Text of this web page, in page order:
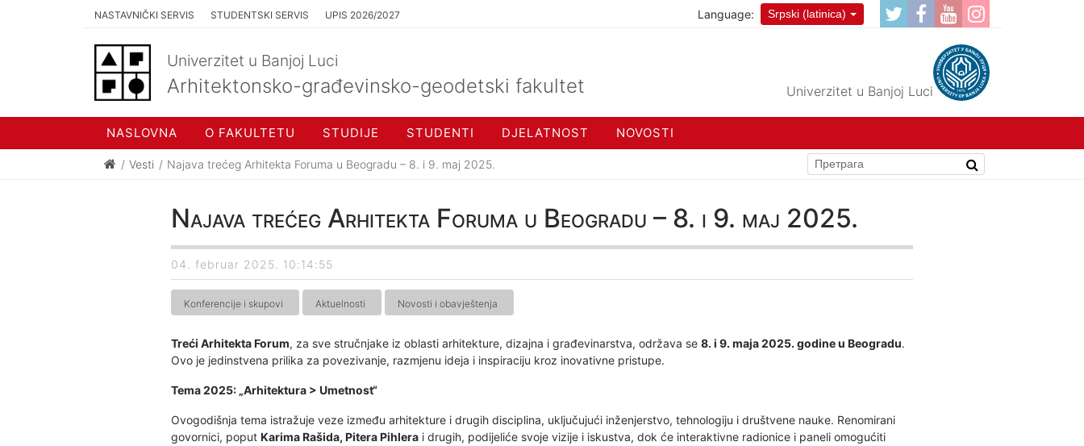
NASTAVNIČKI SERVIS STUDENTSKI SERVIS UPIS 2026/2027 Language: Srpski (latinica)
Univerzitet u Banjoj Luci
Arhitektonsko-građevinsko-geodetski fakultet Univerzitet u Banjoj Luci
NASLOVNA O FAKULTETU STUDIJE STUDENTI DJELATNOST NOVOSTI
Vesti Najava trećeg Arhitekta Foruma u Beogradu – 8. i 9. maj 2025.
Najava trećeg Arhitekta Foruma u Beogradu – 8. i 9. maj 2025.
04. februar 2025. 10:14:55
Konferencije i skupovi Aktuelnosti Novosti i obavještenja
Treći Arhitekta Forum, za sve stručnjake iz oblasti arhitekture, dizajna i građevinarstva, održava se 8. i 9. maja 2025. godine u Beogradu.
Ovo je jedinstvena prilika za povezivanje, razmjenu ideja i inspiraciju kroz inovativne pristupe.
Tema 2025: „Arhitektura > Umetnost“
Ovogodišnja tema istražuje veze između arhitekture i drugih disciplina, uključujući inženjerstvo, tehnologiju i društvene nauke. Renomirani
govornici, poput Karima Rašida, Pitera Pihlerai drugih, podijeliće svoje vizije i iskustva, dok će interaktivne radionice i paneli omogućiti